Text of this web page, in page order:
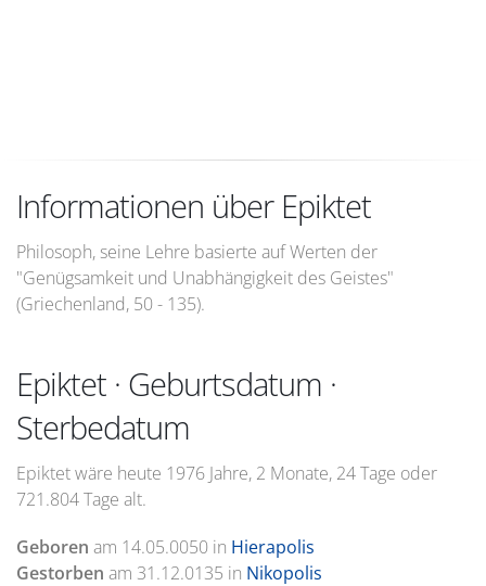
Informationen über Epiktet
Philosoph, seine Lehre basierte auf Werten der
"Genügsamkeit und Unabhängigkeit des Geistes"
(Griechenland, 50 - 135).
Epiktet · Geburtsdatum ·
Sterbedatum
Epiktet wäre heute 1976 Jahre, 2 Monate, 24 Tage oder
721.804 Tage alt.
Geboren am 14.05.0050 in Hierapolis
Gestorben am 31.12.0135 in Nikopolis